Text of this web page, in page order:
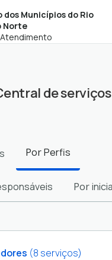
dos Municípios do Rio
Norte
de serviços
PorPerfis
Por
(8 serviços)